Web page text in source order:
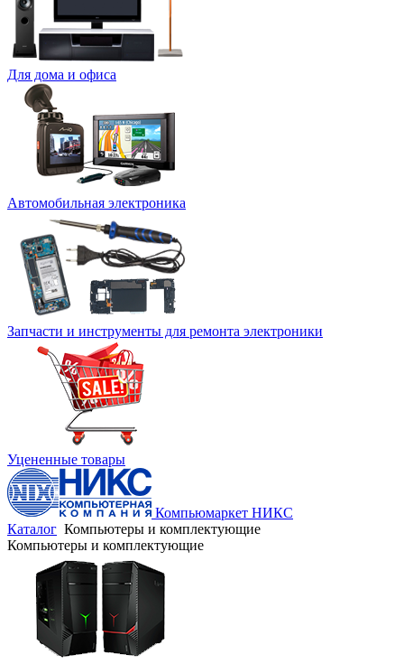
Для дома и офиса
Автомобильная электроника
Запчасти и инструменты для ремонта электроники
Уцененные товары
Компьюмаркет НИКС
Каталог Компьютеры и комплектующие
Компьютеры и комплектующие